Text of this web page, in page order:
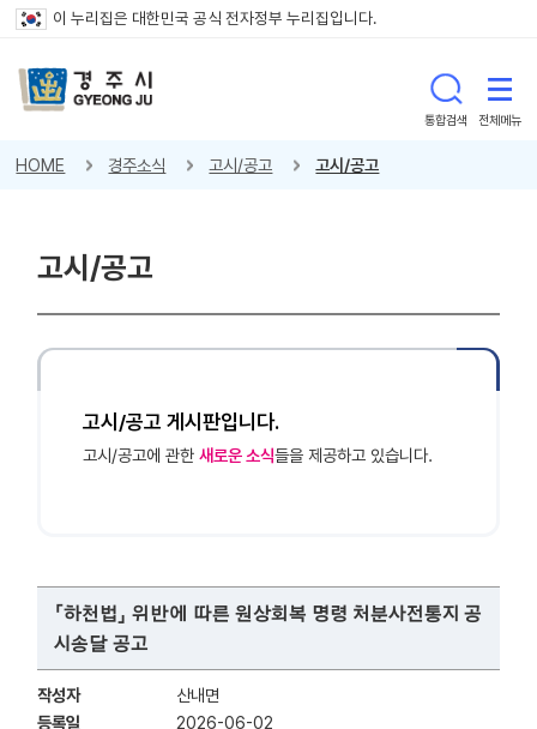
이 누리집은 대한민국 공식 전자정부 누리집입니다.
통합검색 전체메뉴
HOME 경주소식 고시/공고 고시/공고
고시/공고
고시/공고 게시판입니다.
고시/공고에 관한새로운 소식들을 제공하고 있습니다.
「하천법」 위반에 따른 원상회복 명령 처분사전통지 공
시송달 공고
작성자
산내면
등록일
2026-06-02